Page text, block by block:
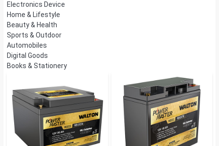
Electronics Device
Home & Lifestyle
Beauty & Health
Sports & Outdoor
Automobiles
Digital Goods
Books & Stationery